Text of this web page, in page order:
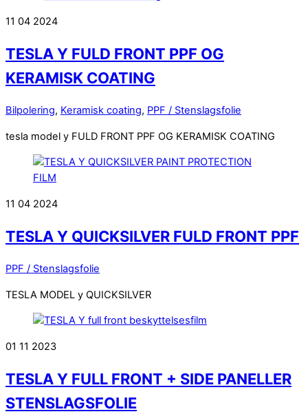
11 04 2024
TESLA Y FULD FRONT PPF OG
KERAMISK COATING
Bilpolering, Keramisk coating, PPF / Stenslagsfolie
tesla model y FULD FRONT PPF OG KERAMISK COATING
11 04 2024
TESLA Y QUICKSILVER FULD FRONT PPF
PPF / Stenslagsfolie
TESLA MODEL y QUICKSILVER
01 11 2023
TESLA Y FULL FRONT + SIDE PANELLER
STENSLAGSFOLIE